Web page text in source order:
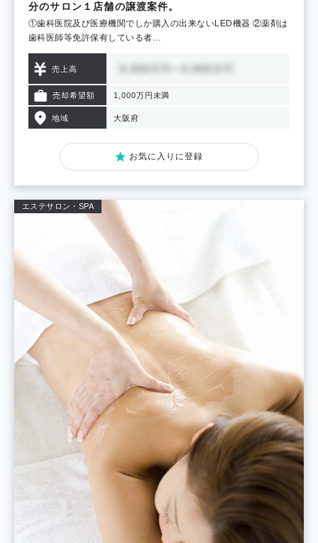
分のサロン１店舗の譲渡案件。
①歯科医院及び医療機関でしか購入の出来ないLED機器 ②薬剤は
歯科医師等免許保有している者…
売上高
売却希望額 1,000万円未満
地域 大阪府
お気に入りに登録
エステサロン・SPA